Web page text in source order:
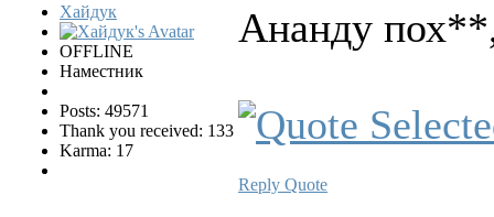
Хайдук
OFFLINE
Наместник
Posts: 49571
Thank you received: 133
Karma: 17
Ананду
Reply Quote